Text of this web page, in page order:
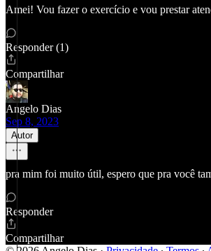
Amei! Vou fazer o exercício e vou prestar
Responder (1)
Compartilhar
Angelo Dias
Sep 8, 2023
Autor
pra mim foi muito útil, espero que pra você
Responder
Compartilhar